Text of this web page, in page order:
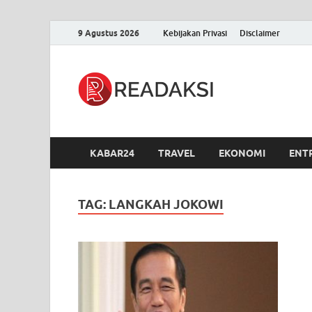
9 Agustus 2026 Kebijakan Privasi Disclaimer
KABAR24 TRAVEL EKONOMI
TAG: LANGKAH JOKOWI